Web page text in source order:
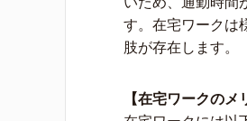
す。在宅ワークは
肢が存在します。
【在宅ワークのメ